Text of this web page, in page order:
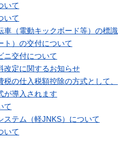
いて
いて
車（電動キックボード等）の標識
ト）の交付について
ニ交付について
改定に関するお知らせ
税の仕入税額控除の方式として、
が導入されます
て
ステム（軽JNKS）について
いて